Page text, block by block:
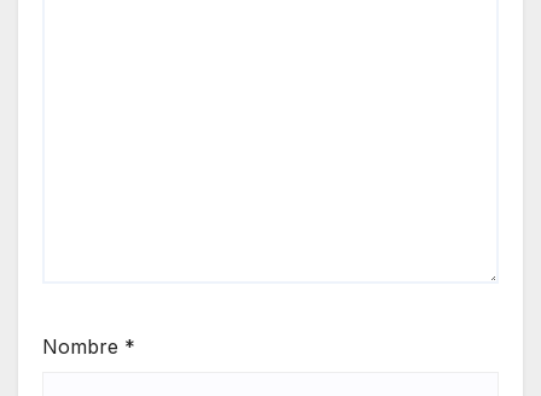
Nombre *